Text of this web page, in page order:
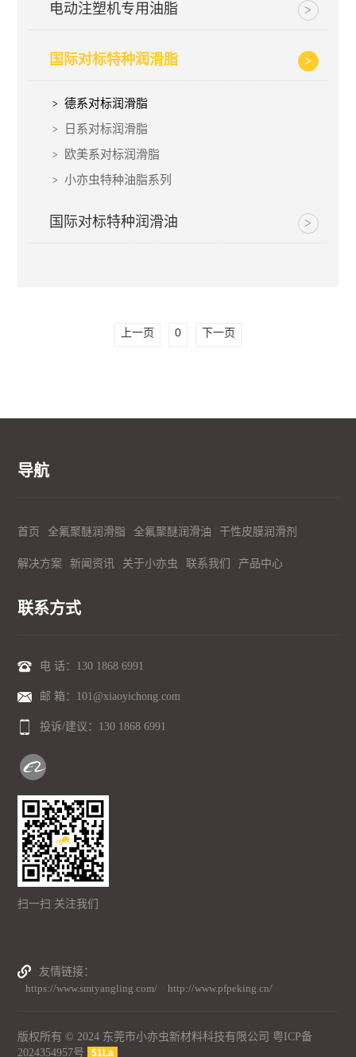
电动注塑机专用油脂
国际对标特种润滑脂
德系对标润滑脂
日系对标润滑脂
欧美系对标润滑脂
小亦虫特种油脂系列
国际对标特种润滑油
上一页 0 下一页
导航
首页 全氟聚醚润滑脂 全氟聚醚润滑油 干性皮膜润滑剂
解决方案 新闻资讯 关于小亦虫 联系我们 产品中心
联系方式
电 话： 130 1868 6991
邮 箱：101@xiaoyichong.com
投诉/建议： 130 1868 6991
扫一扫 关注我们
友情链接
https://www.smtyangling.com/
http://www.pfpeking.cn/
版权所有 © 2024 东莞市小亦虫新材料科技有限公司 粤ICP备
2024354957号
51La